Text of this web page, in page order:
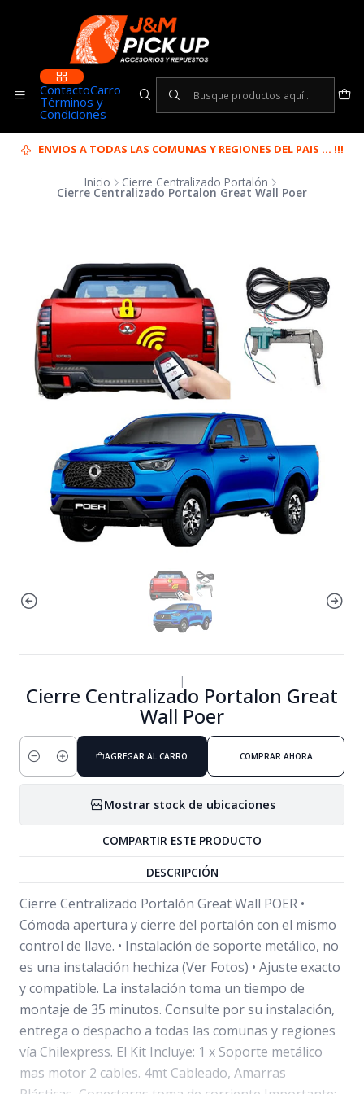
ContactoCarro
Términos y
Condiciones
ENVIOS A TODAS LAS COMUNAS Y REGIONES DEL PAIS ... !!!
Inicio Cierre Centralizado Portalón
Cierre Centralizado Portalon Great Wall Poer
|
Cierre Centralizado Portalon Great
Wall Poer
Cantidad
AGREGAR AL CARRO COMPRAR AHORA
Mostrar stock de ubicaciones
COMPARTIR ESTE PRODUCTO
DESCRIPCIÓN
Cierre Centralizado Portalón Great Wall POER •
Cómoda apertura y cierre del portalón con el mismo
control de llave. • Instalación de soporte metálico, no
es una instalación hechiza (Ver Fotos) • Ajuste exacto
y compatible. La instalación toma un tiempo de
montaje de 35 minutos. Consulte por su instalación,
entrega o despacho a todas las comunas y regiones
vía Chilexpress. El Kit Incluye: 1 x Soporte metálico
mas motor 2 cables. 4mt Cableado, Amarras